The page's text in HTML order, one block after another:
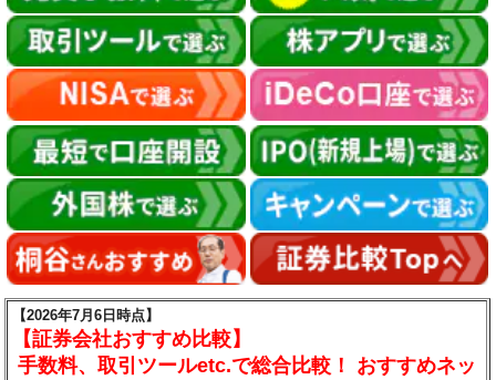
【2026年7月6日時点】
【証券会社おすすめ比較】
手数料、取引ツールetc.で総合比較！ おすすめネッ